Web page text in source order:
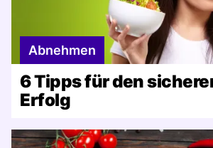
Abnehmen
6 Tipps für den
Erfolg